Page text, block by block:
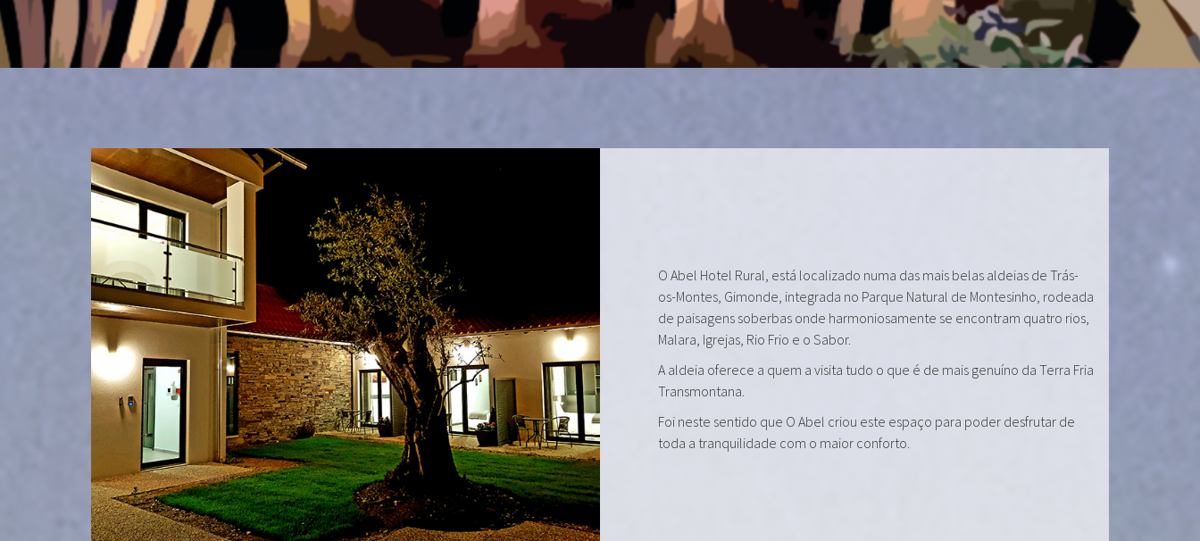
O Abel Hotel Rural, está localizado numa das mais belas aldeias de Trás-
os-Montes, Gimonde, integrada no Parque Natural de Montesinho, rodeada
de paisagens soberbas onde harmoniosamente se encontram quatro rios,
Malara, Igrejas, Rio Frio e o Sabor.
A aldeia oferece a quem a visita tudo o que é de mais genuíno da Terra Fria
Transmontana.
Foi neste sentido que O Abel criou este espaço para poder desfrutar de
toda a tranquilidade com o maior conforto.